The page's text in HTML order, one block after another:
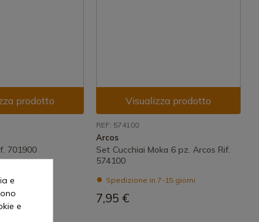
prodotto
701900
Visualizza prodotto
REF: 574100
Arcos
Set Cucchiai Moka 6 pz. Arcos Rif.
574100
Spedizione in 7-15 giorni
7,95 €
e
e